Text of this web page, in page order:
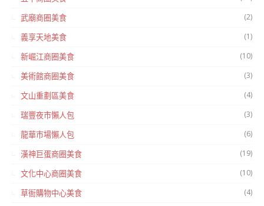
武廟商圈美食 (2)
義享天地美食 (1)
新崛江商圈美食 (10)
美術館商圈美食 (3)
文山重劃區美食 (4)
瑞豐夜市懶人包 (3)
龍華市場懶人包 (6)
漢神巨蛋商圈美食 (19)
文化中心商圈美食 (10)
草衙購物中心美食 (4)